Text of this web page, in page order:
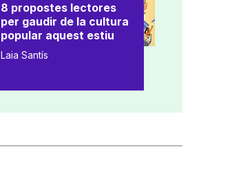
8 propostes lectores
per gaudir de la cultura
popular aquest estiu
Laia Santís